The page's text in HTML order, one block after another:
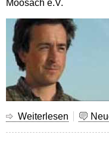
Moosach e.V.
Weiterlesen über